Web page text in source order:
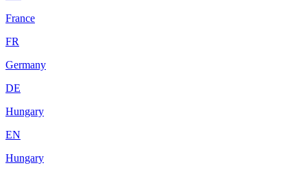
France
FR
Germany
DE
Hungary
EN
Hungary